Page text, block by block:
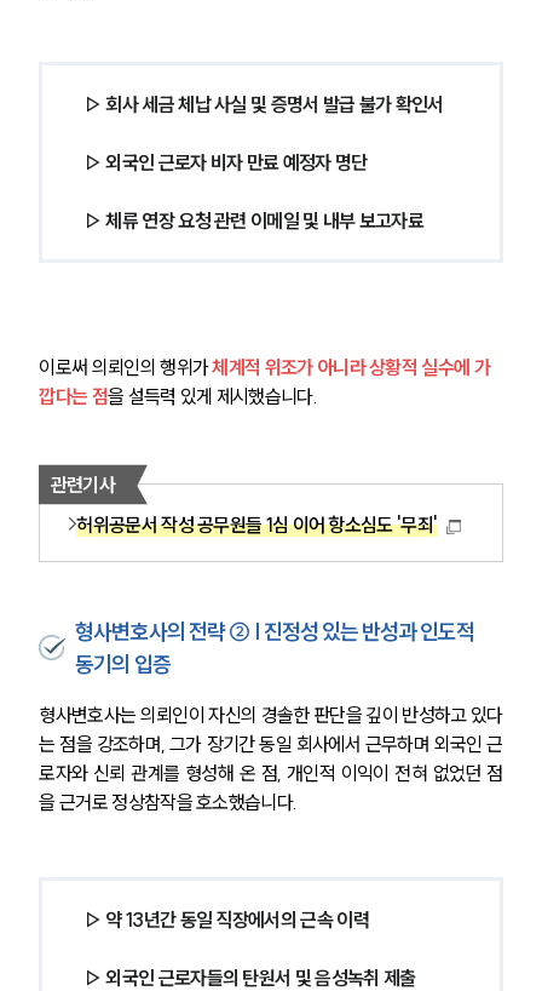
▷ 회사 세금 체납 사실 및 증명서 발급 불가 확인서
▷ 외국인 근로자 비자 만료 예정자 명단
▷ 체류 연장 요청 관련 이메일 및 내부 보고자료
이로써 의뢰인의 행위가 체계적 위조가 아니라 상황적 실수에 가
깝다는 점을 설득력 있게 제시했습니다.
관련기사
허위공문서 작성 공무원들 1심 이어 항소심도 '무죄'
형사변호사의 전략 ② | 진정성 있는 반성과 인도적
동기의 입증
형사변호사는 의뢰인이 자신의 경솔한 판단을 깊이 반성하고 있다
는 점을 강조하며, 그가 장기간 동일 회사에서 근무하며 외국인 근
로자와 신뢰 관계를 형성해 온 점, 개인적 이익이 전혀 없었던 점
을 근거로 정상참작을 호소했습니다.
▷ 약 13년간 동일 직장에서의 근속 이력
▷ 외국인 근로자들의 탄원서 및 음성녹취 제출